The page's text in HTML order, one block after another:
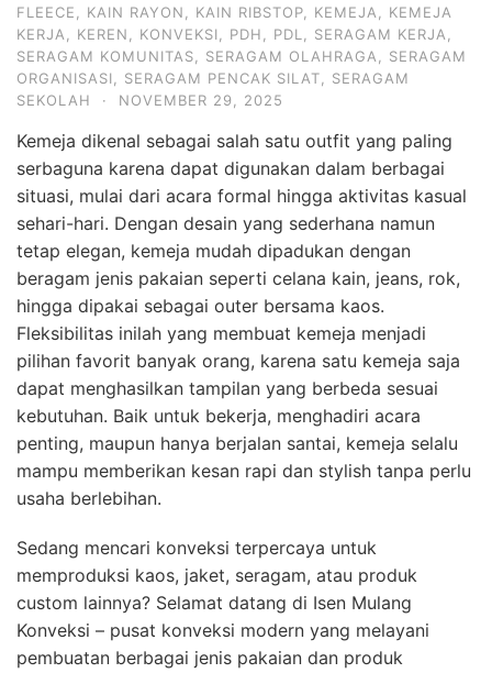
FLEECE
KAIN RAYON KAIN RIBSTOP KEMEJA
KEMEJA
KERJA
KEREN KONVEKSI PDH PDL SERAGAM KERJA
SERAGAM KOMUNITAS
SERAGAM OLAHRAGA
SERAGAM
ORGANISASI
SERAGAM PENCAK SILAT
SERAGAM
SEKOLAH
· NOVEMBER 29, 2025
Kemeja dikenal sebagai salah satu outfit yang paling
serbaguna karena dapat digunakan dalam berbagai
situasi, mulai dari acara formal hingga aktivitas kasual
sehari-hari. Dengan desain yang sederhana namun
tetap elegan, kemeja mudah dipadukan dengan
beragam jenis pakaian seperti celana kain, jeans, rok,
hingga dipakai sebagai outer bersama kaos.
Fleksibilitas inilah yang membuat kemeja menjadi
pilihan favorit banyak orang, karena satu kemeja saja
dapat menghasilkan tampilan yang berbeda sesuai
kebutuhan. Baik untuk bekerja, menghadiri acara
penting, maupun hanya berjalan santai, kemeja selalu
mampu memberikan kesan rapi dan stylish tanpa perlu
usaha berlebihan.
Sedang mencari konveksi terpercaya untuk
memproduksi kaos, jaket, seragam, atau produk
custom lainnya? Selamat datang di Isen Mulang
Konveksi – pusat konveksi modern yang melayani
pembuatan berbagai jenis pakaian dan produk